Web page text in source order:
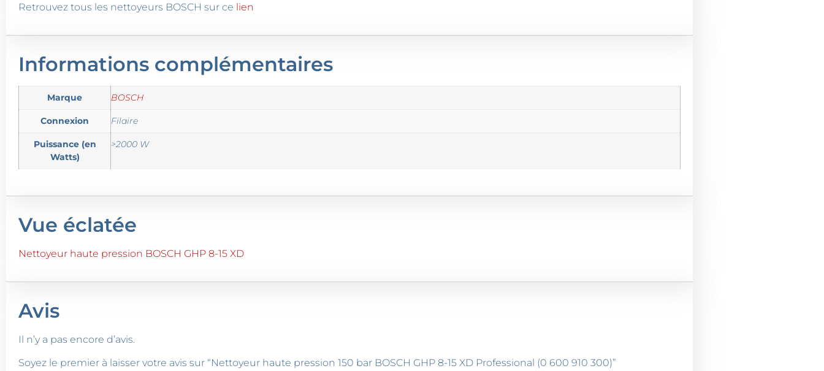
Retrouvez tous les nettoyeurs BOSCH sur ce lien
Informations complémentaires
Marque BOSCH
Connexion Filaire
Puissance (en
Watts)
>2000 W
Vue éclatée
Nettoyeur haute pression BOSCH GHP 8-15 XD
Avis
Il n’y a pas encore d’avis.
Soyez le premier à laisser votre avis sur “Nettoyeur haute pression 150 bar BOSCH GHP 8-15 XD Professional (0 600 910 300)”